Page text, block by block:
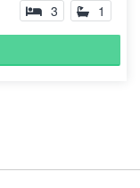
3 1